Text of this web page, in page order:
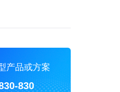
产品或方案
830